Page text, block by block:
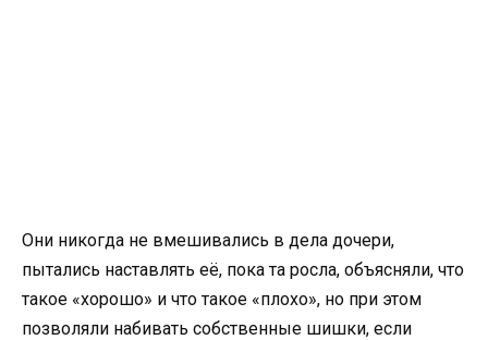
Они никогда не вмешивались в дела дочери,
пытались наставлять её, пока та росла, объясняли, что
такое «хорошо» и что такое «плохо», но при этом
позволяли набивать собственные шишки, если